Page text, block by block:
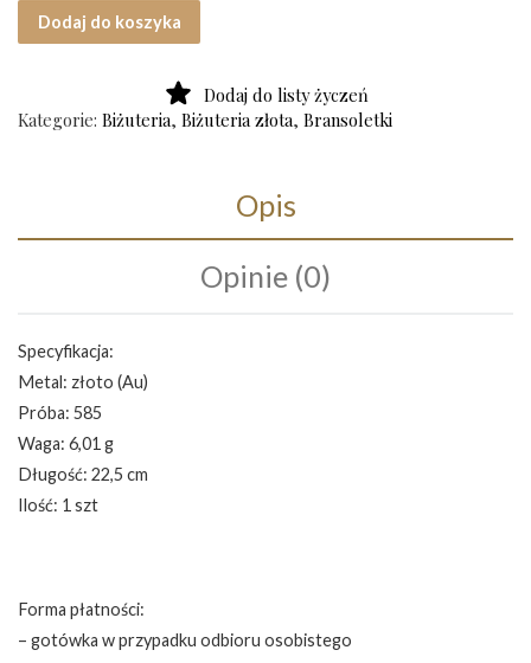
Dodaj do koszyka
Dodaj do listy życzeń
Kategorie: Biżuteria, Biżuteria złota, Bransoletki
Opis
Opinie (0)
Specyfikacja:
Metal: złoto (Au)
Próba: 585
Waga: 6,01 g
Długość: 22,5 cm
Ilość: 1 szt
Forma płatności:
– gotówka w przypadku odbioru osobistego